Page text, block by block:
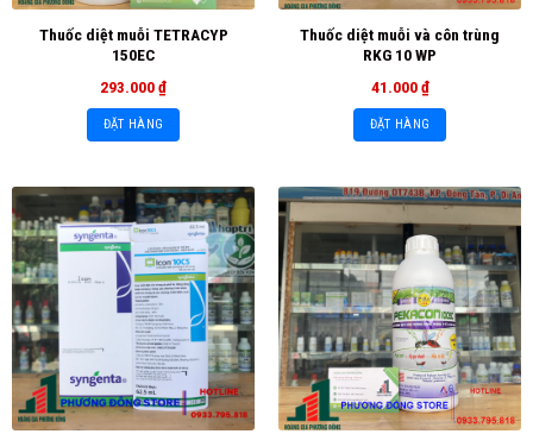
Thuốc diệt muỗi TETRACYP
150EC
293.000₫
ĐẶT HÀNG
Thuốc diệt muỗi và côn trùng
RKG 10 WP
41.000₫
ĐẶT HÀNG